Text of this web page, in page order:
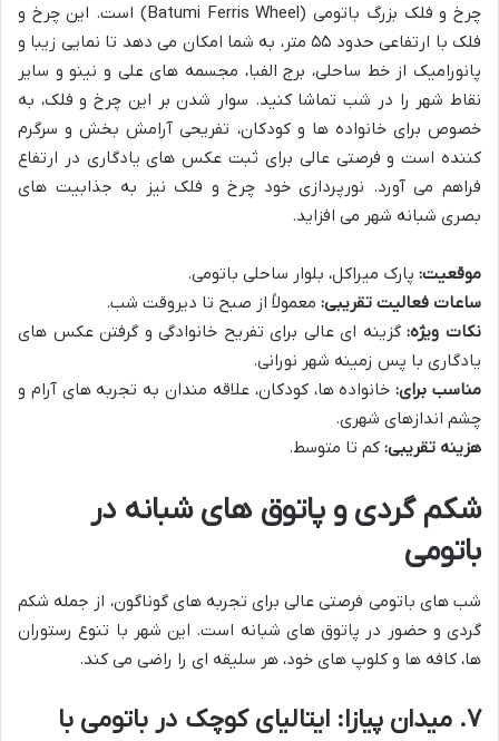
چرخ و فلک بزرگ باتومی (Batumi Ferris Wheel) است. این چرخ و
فلک با ارتفاعی حدود ۵۵ متر، به شما امکان می دهد تا نمایی زیبا و
پانورامیک از خط ساحلی، برج الفبا، مجسمه های علی و نینو و سایر
نقاط شهر را در شب تماشا کنید. سوار شدن بر این چرخ و فلک، به
خصوص برای خانواده ها و کودکان، تفریحی آرامش بخش و سرگرم
کننده است و فرصتی عالی برای ثبت عکس های یادگاری در ارتفاع
فراهم می آورد. نورپردازی خود چرخ و فلک نیز به جذابیت های
بصری شبانه شهر می افزاید.
موقعیت: پارک میراکل، بلوار ساحلی باتومی.
ساعات فعالیت تقریبی: معمولاً از صبح تا دیروقت شب.
نکات ویژه:گزینه ای عالی برای تفریح خانوادگی و گرفتن عکس های
یادگاری با پس زمینه شهر نورانی.
مناسب برای:خانواده ها، کودکان، علاقه مندان به تجربه های آرام و
چشم اندازهای شهری.
هزینه تقریبی: کم تا متوسط.
شکم گردی و پاتوق های شبانه در
باتومی
شب های باتومی فرصتی عالی برای تجربه های گوناگون، از جمله شکم
گردی و حضور در پاتوق های شبانه است. این شهر با تنوع رستوران
ها، کافه ها و کلوپ های خود، هر سلیقه ای را راضی می کند.
۷. میدان پیازا: ایتالیای کوچک در باتومی با